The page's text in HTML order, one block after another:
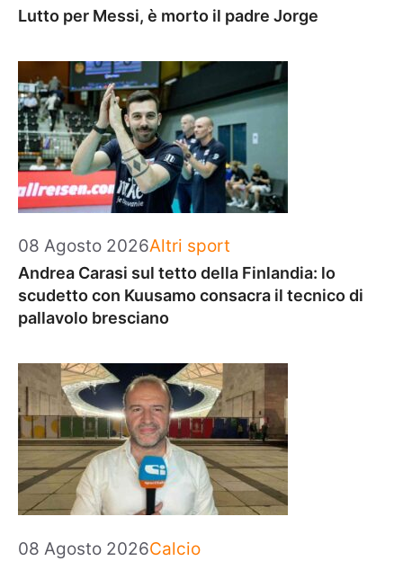
Lutto per Messi, è morto il padre Jorge
08 Agosto 2026Categorie
Altri sport
Andrea Carasi sul tetto della Finlandia: lo
scudetto con Kuusamo consacra il tecnico di
pallavolo bresciano
08 Agosto 2026Categorie
Calcio